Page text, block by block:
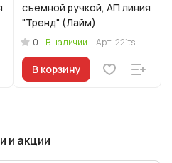
съемной ручкой, АП линия
"Тренд" (Лайм)
0 В наличии Арт.221tsl
В корзину
и акции